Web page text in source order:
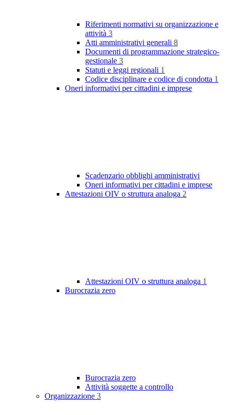
Riferimenti normativi su organizzazione e
attività 3
Atti amministrativi generali 8
Documenti di programmazione strategico-
gestionale 3
Statuti e leggi regionali 1
Codice disciplinare e codice di condotta 1
Oneri informativi per cittadini e imprese
Scadenzario obblighi amministrativi
Oneri informativi per cittadini e imprese
Attestazioni OIV o struttura analoga 2
Attestazioni OIV o struttura analoga 1
Burocrazia zero
Burocrazia zero
Attività soggette a controllo
Organizzazione 3